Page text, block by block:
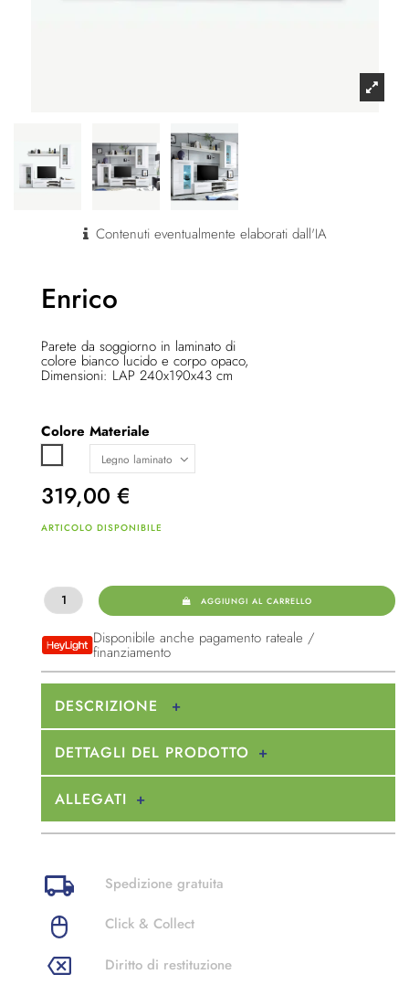
Contenuti eventualmente elaborati dall'IA
Enrico
Parete da soggiorno in laminato di
colore bianco lucido e corpo opaco,
Dimensioni: LAP 240x190x43 cm
Colore Materiale
319,00 €
ARTICOLO DISPONIBILE
AGGIUNGI AL CARRELLO
Disponibile anche pagamento rateale /
finanziamento
DESCRIZIONE
DETTAGLI DEL PRODOTTO
ALLEGATI
Spedizione gratuita
Click & Collect
Diritto di restituzione